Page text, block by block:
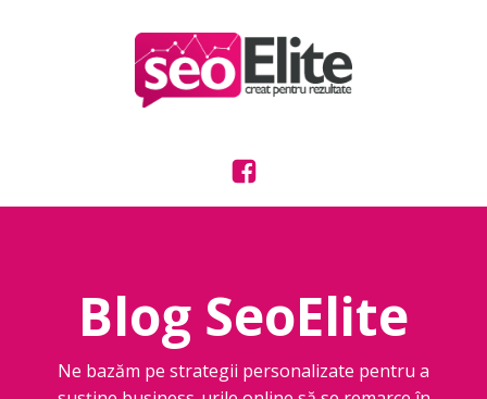
Blog SeoElite
Ne bazăm pe strategii personalizate pentru a